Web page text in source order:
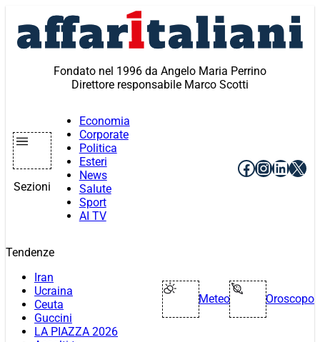
contenuto
Fondato nel 1996 da Angelo Maria Perrino
Direttore responsabile Marco Scotti
Sezioni
Economia
Corporate
Politica
Esteri
News
Salute
Sport
AI TV
Facebook
X
Tendenze
Iran
Ucraina
Ceuta
Guccini
LA PIAZZA 2026
Meteo Oroscopo